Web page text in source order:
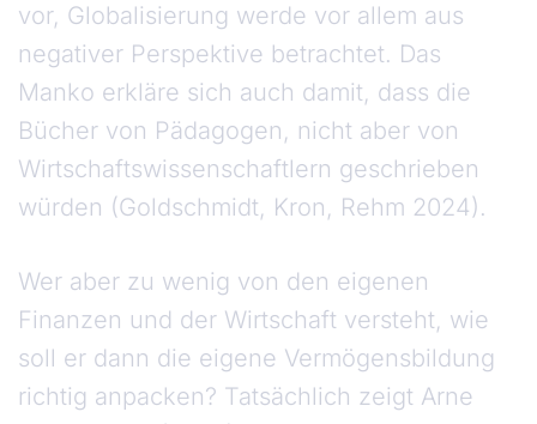
vor, Globalisierung werde vor allem aus
negativer Perspektive betrachtet. Das
Manko erkläre sich auch damit, dass die
Bücher von Pädagogen, nicht aber von
Wirtschaftswissenschaftlern geschrieben
würden (Goldschmidt, Kron, Rehm 2024).
Wer aber zu wenig von den eigenen
Finanzen und der Wirtschaft versteht, wie
soll er dann die eigene Vermögensbildung
richtig anpacken? Tatsächlich zeigt Arne